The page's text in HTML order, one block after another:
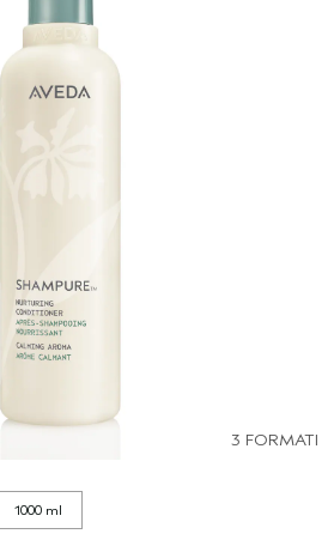
3 FORMATI
1000 ml